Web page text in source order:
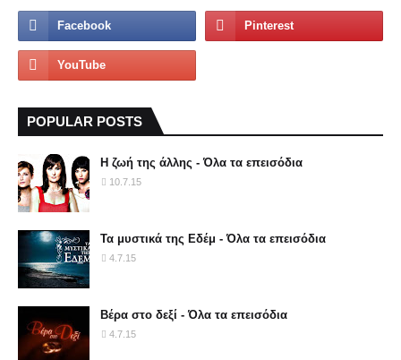
POPULAR POSTS
Η ζωή της άλλης - Όλα τα επεισόδια
10.7.15
Τα μυστικά της Εδέμ - Όλα τα επεισόδια
4.7.15
Βέρα στο δεξί - Όλα τα επεισόδια
4.7.15